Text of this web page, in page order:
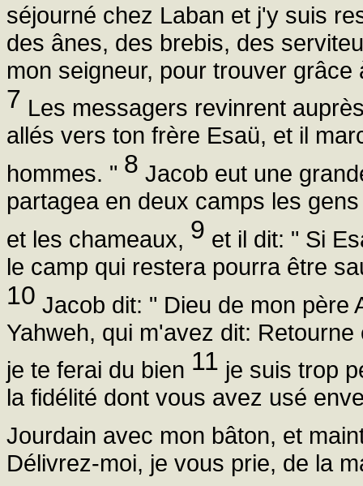
séjourné chez Laban et j'y suis
des ânes, des brebis, des
mon seigneur, pour trouver grâce
7 Les messagers revinrent
allés vers ton frère Esaü, et il
hommes. " 8 Jacob eut une
partagea en deux camps les
et les chameaux, 9 et il dit: " Si
le camp qui restera pourra être
10 Jacob dit: " Dieu de mon père
Yahweh, qui m'avez dit:
je te ferai du bien 11 je suis trop
la fidélité dont vous avez usé
Jourdain avec mon bâton, et
Délivrez-moi, je vous prie, de la